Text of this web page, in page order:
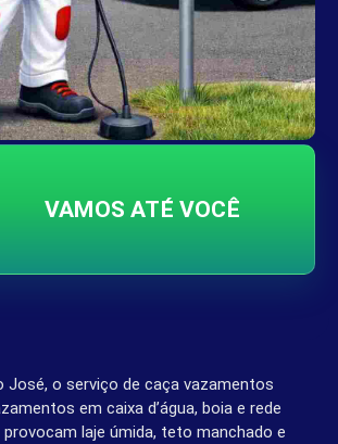
VAMOS ATÉ VOCÊ
José, o serviço de caça vazamentos
em caixa d’água, boia e rede
provocam laje úmida, teto manchado e